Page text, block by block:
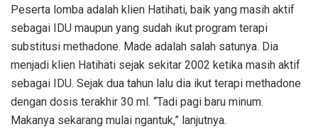
Peserta lomba adalah klien Hatihati, baik yang masih aktif
sebagai IDU maupun yang sudah ikut program terapi
substitusi methadone. Made adalah salah satunya. Dia
menjadi klien Hatihati sejak sekitar 2002 ketika masih aktif
sebagai IDU. Sejak dua tahun lalu dia ikut terapi methadone
dengan dosis terakhir 30 ml. “Tadi pagi baru minum.
Makanya sekarang mulai ngantuk,” lanjutnya.